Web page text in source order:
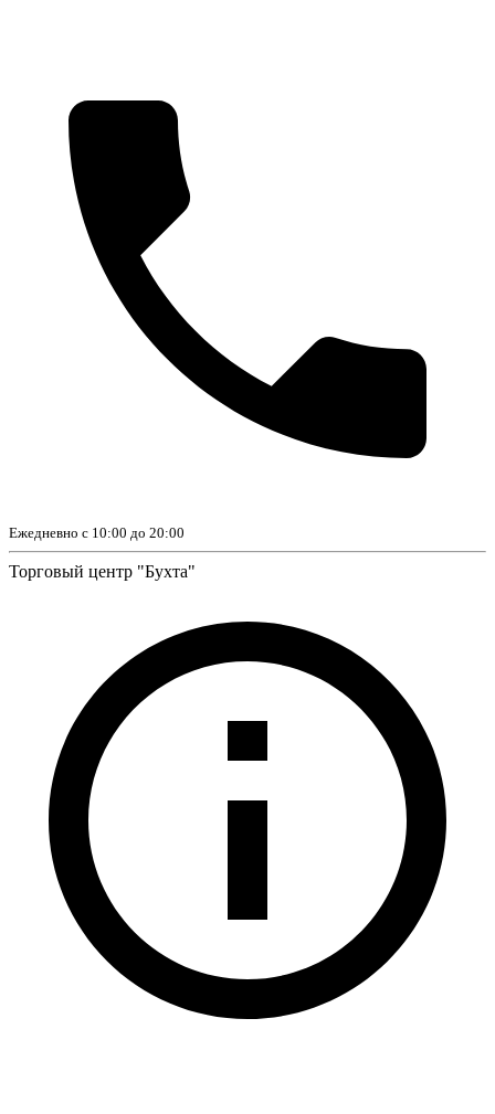
Ежедневно с 10:00 до 20:00
Торговый центр "Бухта"